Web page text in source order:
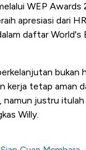
WEP
apresiasi dari
daftar World's
bukan
tetap aman
namun justru
Willy.
Kongo Tutup
Tembaga